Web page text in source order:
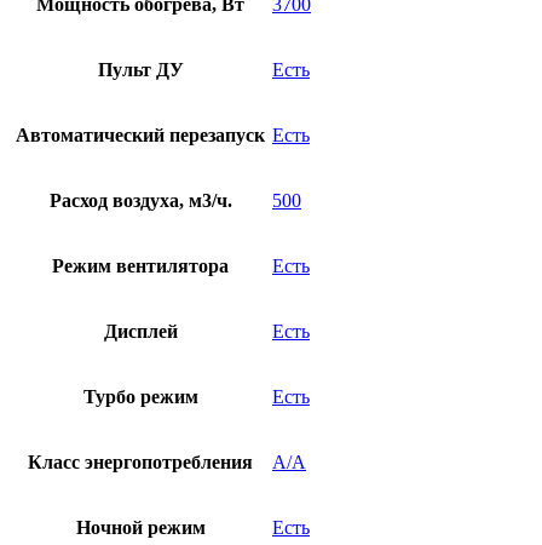
Мощность обогрева, Вт 3700
Пульт ДУ Есть
Автоматический перезапуск Есть
Расход воздуха, м3/ч. 500
Режим вентилятора Есть
Дисплей Есть
Турбо режим Есть
Класс энергопотребления A/A
Ночной режим Есть